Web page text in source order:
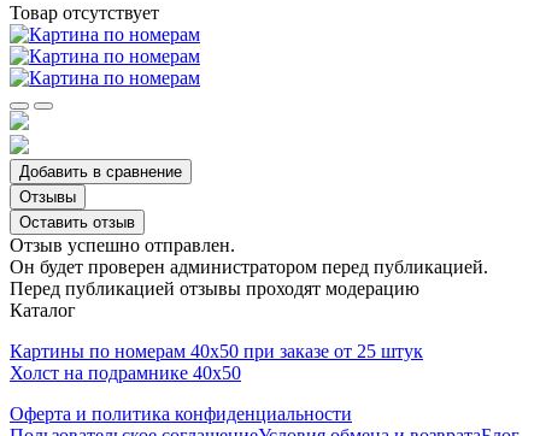
Товар отсутствует
Добавить в сравнение
Отзывы
Оставить отзыв
Отзыв успешно отправлен.
Он будет проверен администратором перед публикацией.
Перед публикацией отзывы проходят модерацию
Каталог
Картины по номерам 40х50 при заказе от 25 штук
Холст на подрамнике 40х50
Оферта и политика конфиденциальности